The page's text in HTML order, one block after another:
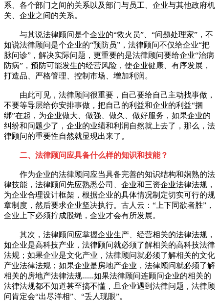
系、各个部门之间的关系以及部门与员工、企业与其他政府机
关、企业之间的关系。
与其说法律顾问是个企业的“救火员”、“问题处理家”，不
如说法律顾问是个企业的“预防员”，法律顾问不仅给企业“把
脉问诊”，解决实际问题，更重要的是法律顾问要给企业“治病
防病”，预防可能发生的经营风险，使企业健康、有序发展，
打造品、严格管理、控制市场、增加利润。
由此可见，法律顾问很重要，自己要给自己主动找事做，
不要等导层给你安排事做，把自己的利益和企业的利益“捆
绑”在起，为企业做大、做强、做久、做好服务，如果企业的
纠纷和问题少了，企业的业绩和利润自然就上去了，那么，法
律顾问的重要性自然就显现出来了。
二、法律顾问应具备什么样的知识和技能？
作为企业的法律顾问应当具备完善的知识结构和娴熟的法
律技能，法律顾问先应熟悉公司、企业和三资企业法律法规，
为企业合理设计框架，根据企业的具体情况制定切实可行的规
章制度，然后要求企业坚决执行。古人云：“上下同欲者胜”，
企业上下必须拧成股绳，企业才会有所发展。
其次，法律顾问应掌握企业生产、经营相关的法律法规，
如企业是高科技产业，法律顾问就必须了解相关的高科技法律
法规；如果企业是文化产业，法律顾问就必须了解相关的文化
产业法律法规；如果企业是房地产企业，法律顾问就必须了解
相关的房地产法律法规......如果法律顾问连顾问企业的相关的
法律法规都不知道甚至搞不懂，旦企业遇到法律问题，法律顾
问肯定会“出尽洋相”、“丢人现眼”。